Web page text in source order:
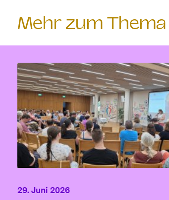
Mehr zum Thema
29. Juni 2026